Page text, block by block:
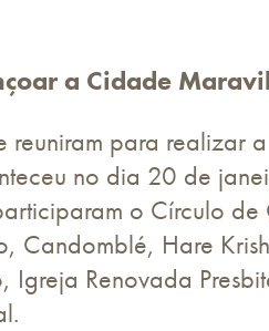
a Cidade
reuniram para
no dia 20 de
o Círculo
Candomblé, Hare
Igreja Renovada